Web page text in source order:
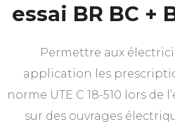
essai BR BC +
Permettre aux
application les
norme UTE C 18-510 lors de
sur des ouvrages